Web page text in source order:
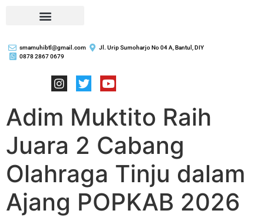
smamuhibtl@gmail.com
Jl. Urip Sumoharjo No 04 A, Bantul, DIY
0878 2867 0679
Adim Muktito Raih
Juara 2 Cabang
Olahraga Tinju dalam
Ajang POPKAB 2026